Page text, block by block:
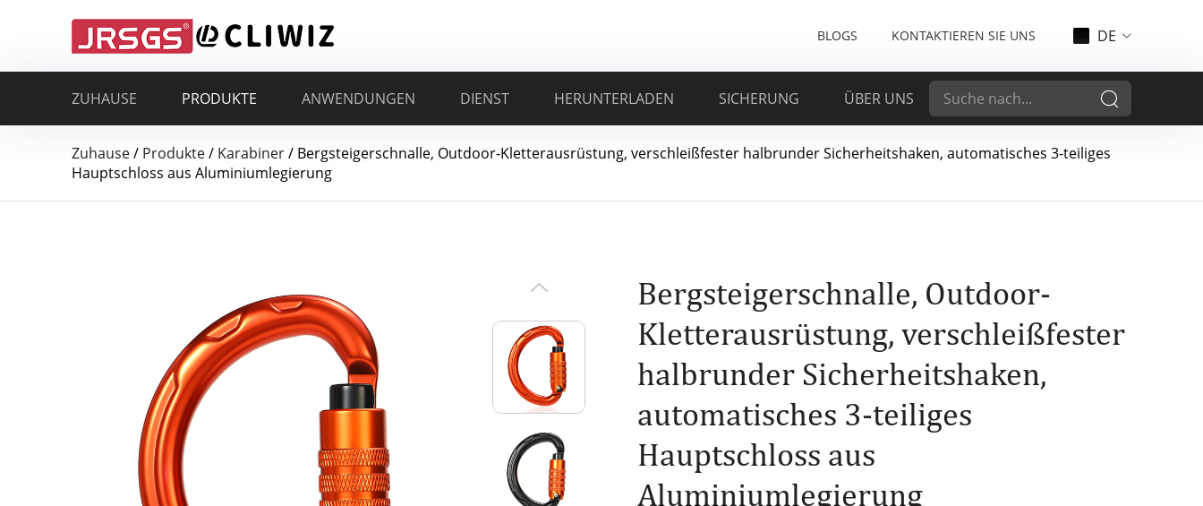
BLOGS KONTAKTIEREN SIE UNS DE
ZUHAUSE PRODUKTE ANWENDUNGEN DIENST HERUNTERLADEN SICHERUNG ÜBER UNS
Zuhause/ Produkte/ Karabiner/ Bergsteigerschnalle, Outdoor-Kletterausrüstung, verschleißfester halbrunder Sicherheitshaken, automatisches 3-teiliges
Hauptschloss aus Aluminiumlegierung
Bergsteigerschnalle, Outdoor-
Kletterausrüstung, verschleißfester
halbrunder Sicherheitshaken,
automatisches 3-teiliges
Hauptschloss aus
Aluminiumlegierung